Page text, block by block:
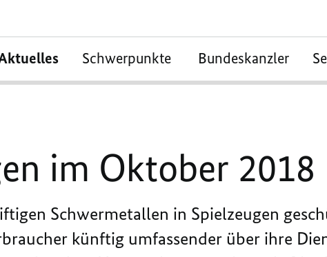
Schwerpunkte Bundeskanzler
im Oktober 2018
Schwermetallen in Spielzeugen
künftig umfassender über ihre